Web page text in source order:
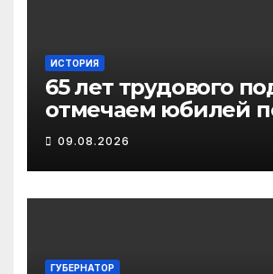
ИСТОРИЯ
65 лет трудового
отмечаем юбилей
Важский в
округе
09.08.2026
ГУБЕРНАТОР